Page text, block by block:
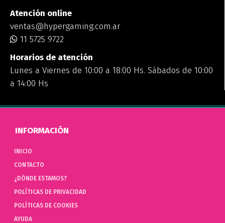
Atención online
ventas@hypergaming.com.ar
11 5725 9722
Horarios de atención
Lunes a Viernes de 10:00 a 18:00 Hs. Sábados de 10:00
a 14:00 Hs
INFORMACIÓN
INICIO
CONTACTO
¿DÓNDE ESTAMOS?
POLÍTICAS DE PRIVACIDAD
POLÍTICAS DE COOKIES
AYUDA